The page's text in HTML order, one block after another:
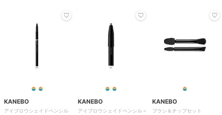
KANEBO
アイブロウシェイドペンシル
KANEBO
アイブロウシェイドペンシル＜
KANEBO
ブラシ＆チップセット